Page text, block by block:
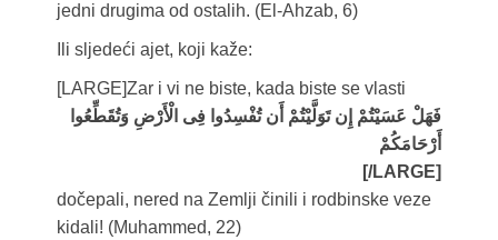
jedni drugima od ostalih. (El-Ahzab, 6)
Ili sljedeći ajet, koji kaže:
[LARGE]
فَهَلْ عَسَيْتُمْ إِن تَوَلَّيْتُمْ أَن تُفْسِدُوا فِی الْأَرْضِ وَتُقَطِّعُوا
أَرْحَامَكُمْ
[/LARGE]
Zar i vi ne biste, kada biste se vlasti
dočepali, nered na Zemlji činili i rodbinske veze
kidali! (Muhammed, 22)